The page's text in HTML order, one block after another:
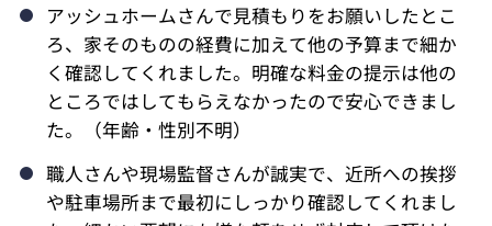
アッシュホームさんで見積もりをお願いしたとこ
ろ、家そのものの経費に加えて他の予算まで細か
く確認してくれました。明確な料金の提示は他の
ところではしてもらえなかったので安心できまし
た。（年齢・性別不明）
職人さんや現場監督さんが誠実で、近所への挨拶
や駐車場所まで最初にしっかり確認してくれまし